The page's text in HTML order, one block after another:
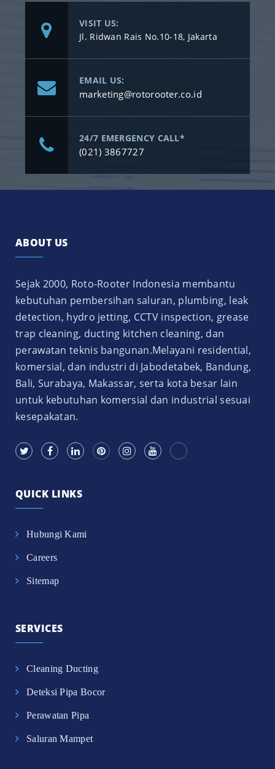
VISIT US:
Jl. Ridwan Rais No.10-18, Jakarta
EMAIL US:
marketing@rotorooter.co.id
24/7 EMERGENCY CALL*
(021) 3867727
ABOUT US
Sejak 2000, Roto-Rooter Indonesia membantu
kebutuhan pembersihan saluran, plumbing, leak
detection, hydro jetting, CCTV inspection, grease
trap cleaning, ducting kitchen cleaning, dan
perawatan teknis bangunan.Melayani residential,
komersial, dan industri di Jabodetabek, Bandung,
Bali, Surabaya, Makassar, serta kota besar lain
untuk kebutuhan komersial dan industrial sesuai
kesepakatan.
QUICK LINKS
Hubungi Kami
Careers
Sitemap
SERVICES
Cleaning Ducting
Deteksi Pipa Bocor
Perawatan Pipa
Saluran Mampet